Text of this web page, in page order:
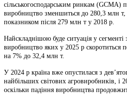
сільськогосподарським ринкам (GCMA)
виробництво зменшиться до 280,3 млн
показником після 279 млн т у 2018 р.
Найскладнішою буде ситуація у сегменті
виробництво яких у 2025 р скоротиться
на 7% до 32,4 млн т.
У 2024 р країна вже опустилася з
найбільших світових агровиробників, і
оскільки падіння виробництва